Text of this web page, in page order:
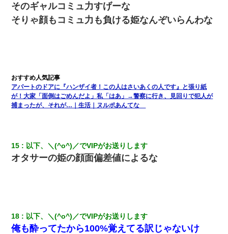
私「まとめ買いして冷凍ストックしてる」Ａ「ずるい！クレク
レ！」私「なんでよ」Ａ「ケーチ！バーカ！」→ 後日、Ａ旦那が
転職先が決まったので退職の意思を伝えたら。上司「無責任」
「簡単には辞めさせない」私（どうせ辞めるし…）→ 思いっきり
反論をしてみた
したので、母が・・・
彼女「うん！！絶対幸せになろうね！！！！」 → ７年後ｗｗ
ｗｗｗ
そのギャルコミュ力すげーな
そりゃ顔もコミュ力も負ける姫なんぞいらんわな
アパートのドアに『ハンザイ者！この人はさいあくの人です』と張り紙
が！大家「面倒はごめんだよ」私「はあ」→警察に行き、見回りで犯人が
捕まったが、それが…｜生活｜ヌルポあんてな
15 以下、＼(^o^)／でVIPがお送りします
オタサーの姫の顔面偏差値によるな
18 以下、＼(^o^)／でVIPがお送りします
俺も酔ってたから100%覚えてる訳じゃないけ